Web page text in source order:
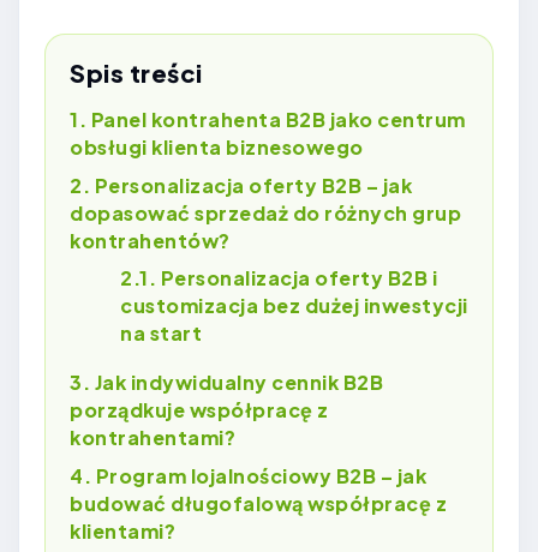
Spis treści
Panel kontrahenta B2B jako centrum
obsługi klienta biznesowego
Personalizacja oferty B2B – jak
dopasować sprzedaż do różnych grup
kontrahentów?
Personalizacja oferty B2B i
customizacja bez dużej inwestycji
na start
Jak indywidualny cennik B2B
porządkuje współpracę z
kontrahentami?
Program lojalnościowy B2B – jak
budować długofalową współpracę z
klientami?